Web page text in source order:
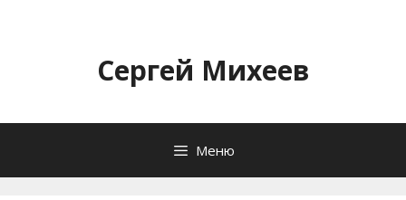
содержимомуСергей Михеев
Меню